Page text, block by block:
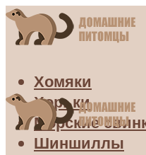
Хомяки
Хорьки
Морские
Шиншиллы